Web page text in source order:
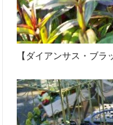
【ダイアンサス・ブラ